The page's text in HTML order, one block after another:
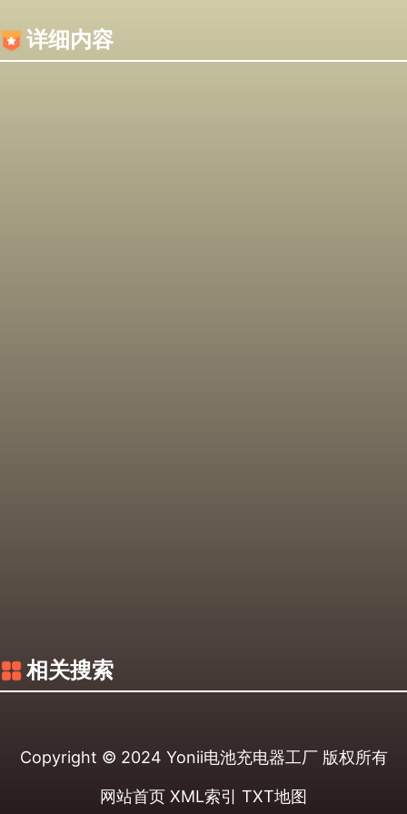
详细内容
相关搜索
Copyright © 2024 Yonii电池充电器工厂版权所有
网站首页 XML索引 TXT地图